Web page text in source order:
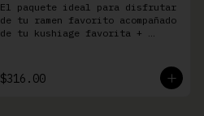
El paquete ideal para disfrutar
de tu ramen favorito acompañado
de tu kushiage favorita +
$316.00